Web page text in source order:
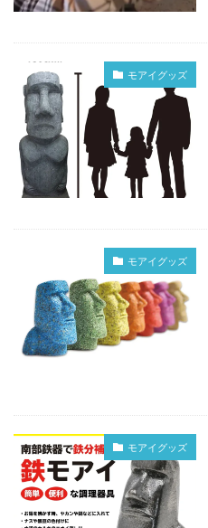
モアイグッズ
モアイグッズ
モアイグッズ